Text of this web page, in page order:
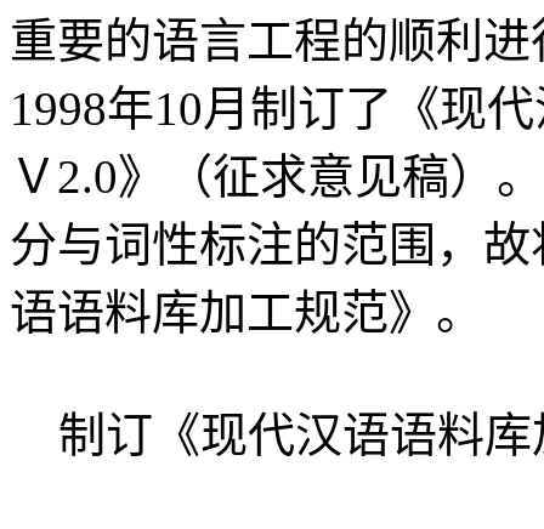
重要的语言工程的顺利
1998年10月制订了《现
Ｖ2.0》（征求意见稿）
分与词性标注的范围，
语语料库加工规范》。
制订《现代汉语语料库